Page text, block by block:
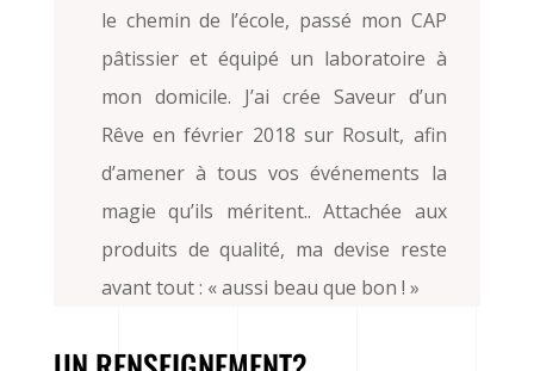
le chemin de l’école, passé mon CAP
pâtissier et équipé un laboratoire à
mon domicile. J’ai crée Saveur d’un
Rêve en février 2018 sur Rosult, afin
d’amener à tous vos événements la
magie qu’ils méritent.. Attachée aux
produits de qualité, ma devise reste
avant tout : « aussi beau que bon ! »